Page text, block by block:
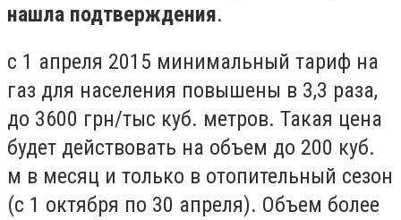
нашла подтверждения.
с 1 апреля 2015 минимальный тариф на
газ для населения повышены в 3,3 раза,
до 3600 грн/тыс куб. метров. Такая цена
будет действовать на объем до 200 куб.
м в месяц и только в отопительный сезон
(с 1 октября по 30 апреля). Объем более